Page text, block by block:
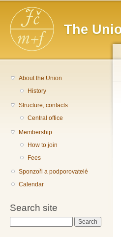
The
Main menu
About the Union
History
Structure, contacts
Central office
Membership
How to join
Fees
Sponzoři a podporovatelé
Calendar
Search site